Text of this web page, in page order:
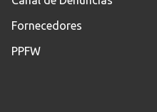
Fornecedores
PPFW